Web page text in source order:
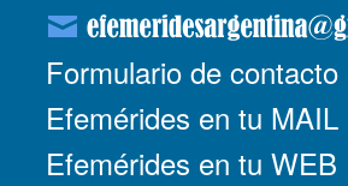
Formulario de contacto
Efemérides en tu MAIL
Efemérides en tu WEB